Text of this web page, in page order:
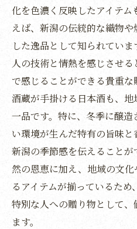
地元食材と合わせ
季節ごとに楽しむ
新潟地酒カタログ
贈り物としての地
新潟の四季を感じるカ
間を
季節ごとの新潟の
四季折々の特産品
新潟の自然が育む
年間を通じて楽し
季節感あふれる贈
化を色濃く反映したアイテ
えば、新潟の伝統的な織物
した逸品として知られてい
人の技術と情熱を感じさせ
で感じることができる貴重
酒蔵が手掛ける日本酒も、
一品です。特に、冬季に醸
い環境が生んだ特有の旨味
新潟の季節感を伝えること
然の恩恵に加え、地域の文
るアイテムが揃っているた
特別な人への贈り物として
ます。